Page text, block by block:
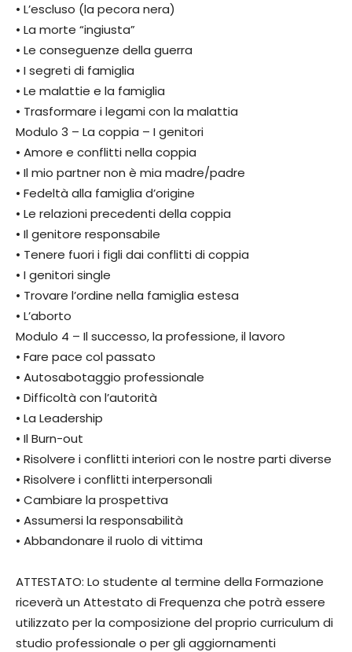
• L’escluso (la pecora nera)
• La morte “ingiusta”
• Le conseguenze della guerra
• I segreti di famiglia
• Le malattie e la famiglia
• Trasformare i legami con la malattia
Modulo 3 – La coppia – I genitori
• Amore e conflitti nella coppia
• Il mio partner non è mia madre/padre
• Fedeltà alla famiglia d’origine
• Le relazioni precedenti della coppia
• Il genitore responsabile
• Tenere fuori i figli dai conflitti di coppia
• I genitori single
• Trovare l’ordine nella famiglia estesa
• L’aborto
Modulo 4 – Il successo, la professione, il lavoro
• Fare pace col passato
• Autosabotaggio professionale
• Difficoltà con l’autorità
• La Leadership
• Il Burn-out
• Risolvere i conflitti interiori con le nostre parti diverse
• Risolvere i conflitti interpersonali
• Cambiare la prospettiva
• Assumersi la responsabilità
• Abbandonare il ruolo di vittima
ATTESTATO: Lo studente al termine della Formazione
riceverà un Attestato di Frequenza che potrà essere
utilizzato per la composizione del proprio curriculum di
studio professionale o per gli aggiornamenti